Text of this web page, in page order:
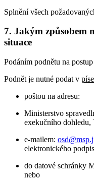
Splnění všech
7. Jakým způsobem
situace
Podáním podnětu na
Podnět je nutné podat v
poštou na adresu:
Ministerstvo
exekučního dohledu,
e-mailem:
elektronického
do datové schránky
nebo